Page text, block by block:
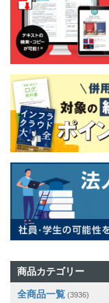
商品カテゴリー
全商品一覧 (3936)